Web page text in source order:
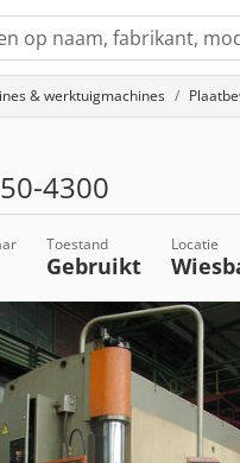
& werktuigmachines
4300
Toestand
Gebruikt
Locatie